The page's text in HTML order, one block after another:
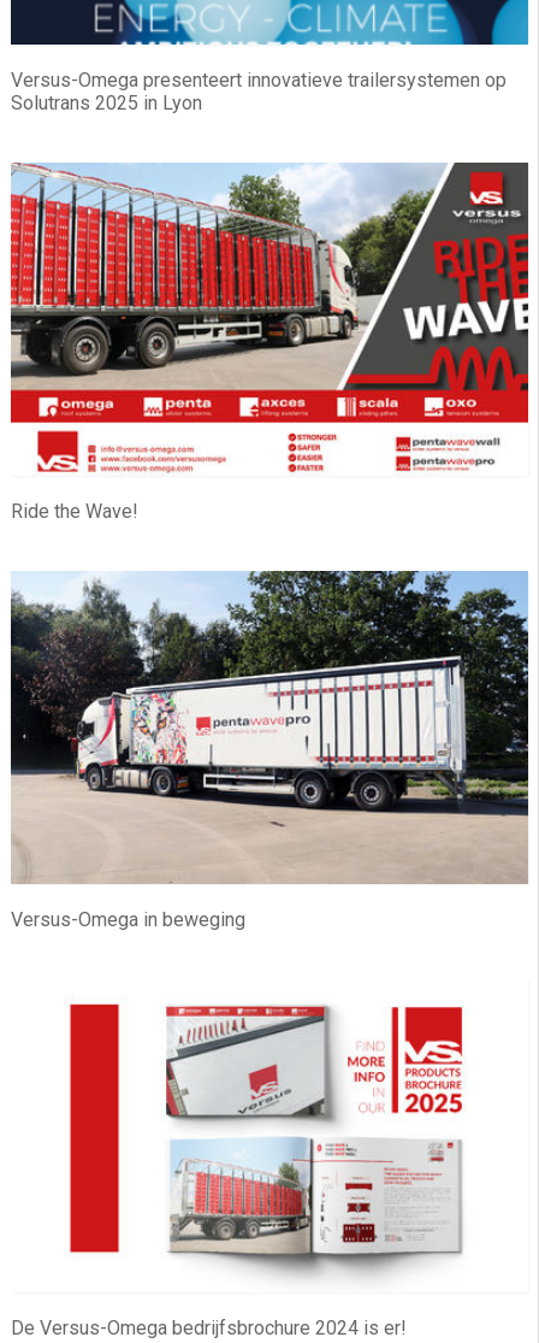
Versus-Omega presenteert innovatieve trailersystemen op
Solutrans 2025 in Lyon
Ride the Wave!
Versus-Omega in beweging
De Versus-Omega bedrijfsbrochure 2024 is er!